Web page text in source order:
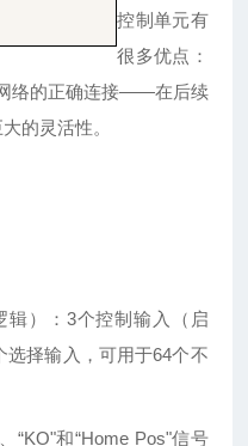
控制单元有
很多优点：
络的正确连接——在后续
的灵活性。
）： 3个控制输入（启
选择输入，可用于64个不
“KO"和“Home Pos"信号